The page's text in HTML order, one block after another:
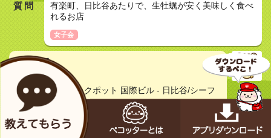
質問
有楽町、日比谷あたりで、生牡蠣が安く美味しく食べ
れるお店
女子会
プーどる
50代以上女性
Oyster Bar ジャックポット 国際ビル - 日比谷/シーフ
ード [食べログ]
https://s.tabelog.com/tokyo/A1301/A130102/1307382
2/